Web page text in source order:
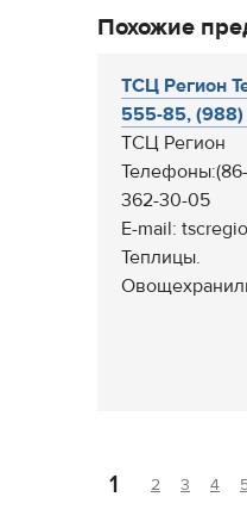
Похожие
ТСЦ Регион
555-85,
ТСЦ Регион
362-30-05
E-mail:
Теплицы.
1 2 3 4